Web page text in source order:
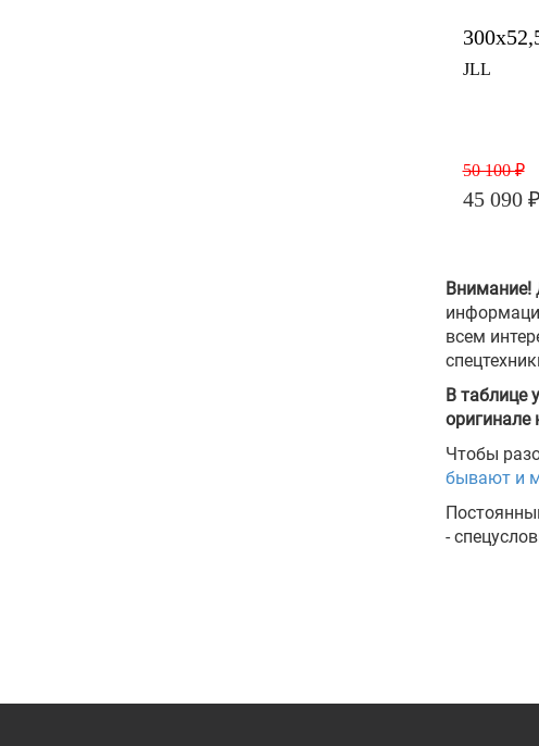
JLL
50 100 ₽
45 090 ₽
Внимание!
всем
В таблице
оригинале
Чтобы
бывают и
-